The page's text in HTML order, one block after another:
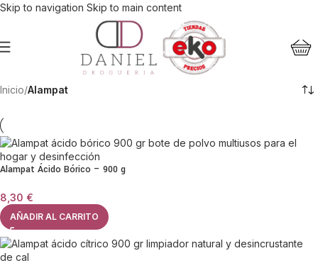
Skip to navigation Skip to main content
Inicio/Alampat
Alampat Ácido Bórico – 900 g
8,30 €
AÑADIR AL CARRITO